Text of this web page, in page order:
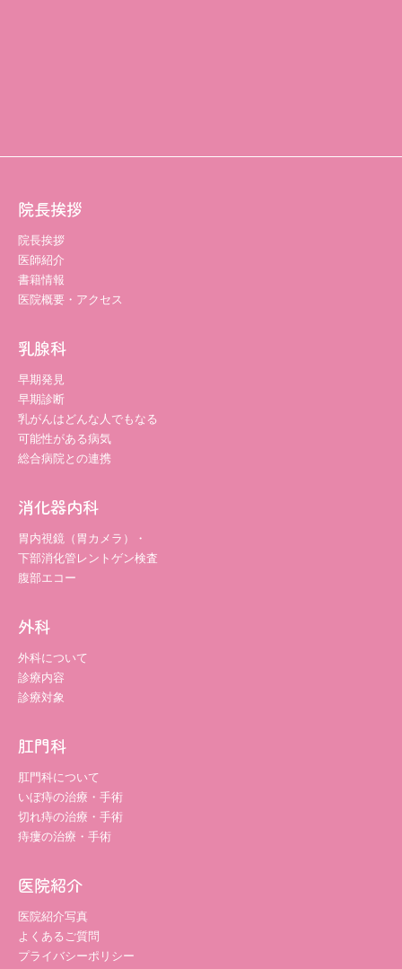
院長挨拶
院長挨拶
医師紹介
書籍情報
医院概要・アクセス
乳腺科
早期発見
早期診断
乳がんはどんな人でもなる
可能性がある病気
総合病院との連携
消化器内科
胃内視鏡（胃カメラ）・
下部消化管レントゲン検査
腹部エコー
外科
外科について
診療内容
診療対象
肛門科
肛門科について
いぼ痔の治療・手術
切れ痔の治療・手術
痔瘻の治療・手術
医院紹介
医院紹介写真
よくあるご質問
プライバシーポリシー